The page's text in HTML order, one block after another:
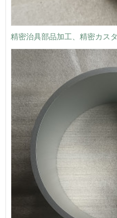
精密治具部品加工、精密カス